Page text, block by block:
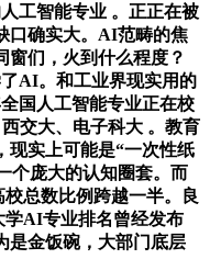
工智能专业 。正正在被
口确实大。AI范畴的焦
们，火到什么程度？
AI。和工业界现实用的
国人工智能专业正在校
交大、电子科大 。教育
现实上可能是“一次性纸
个庞大的认知圈套。而
总数比例跨越一半。良
学AI专业排名曾经发布
是金饭碗，大部门底层